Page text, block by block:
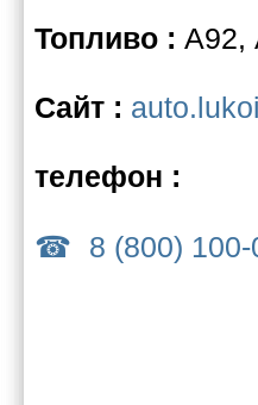
Топливо : А92,
Сайт :
телефон :
8 (800) 100-